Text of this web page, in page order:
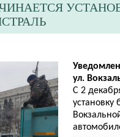
ул.
С 2
установку